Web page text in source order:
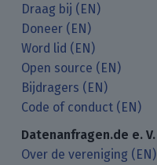
Draag bij (EN)
Doneer (EN)
Word lid (EN)
Open source (EN)
Bijdragers (EN)
Code of conduct (EN)
Datenanfragen.de e. V.
Over de vereniging (EN)